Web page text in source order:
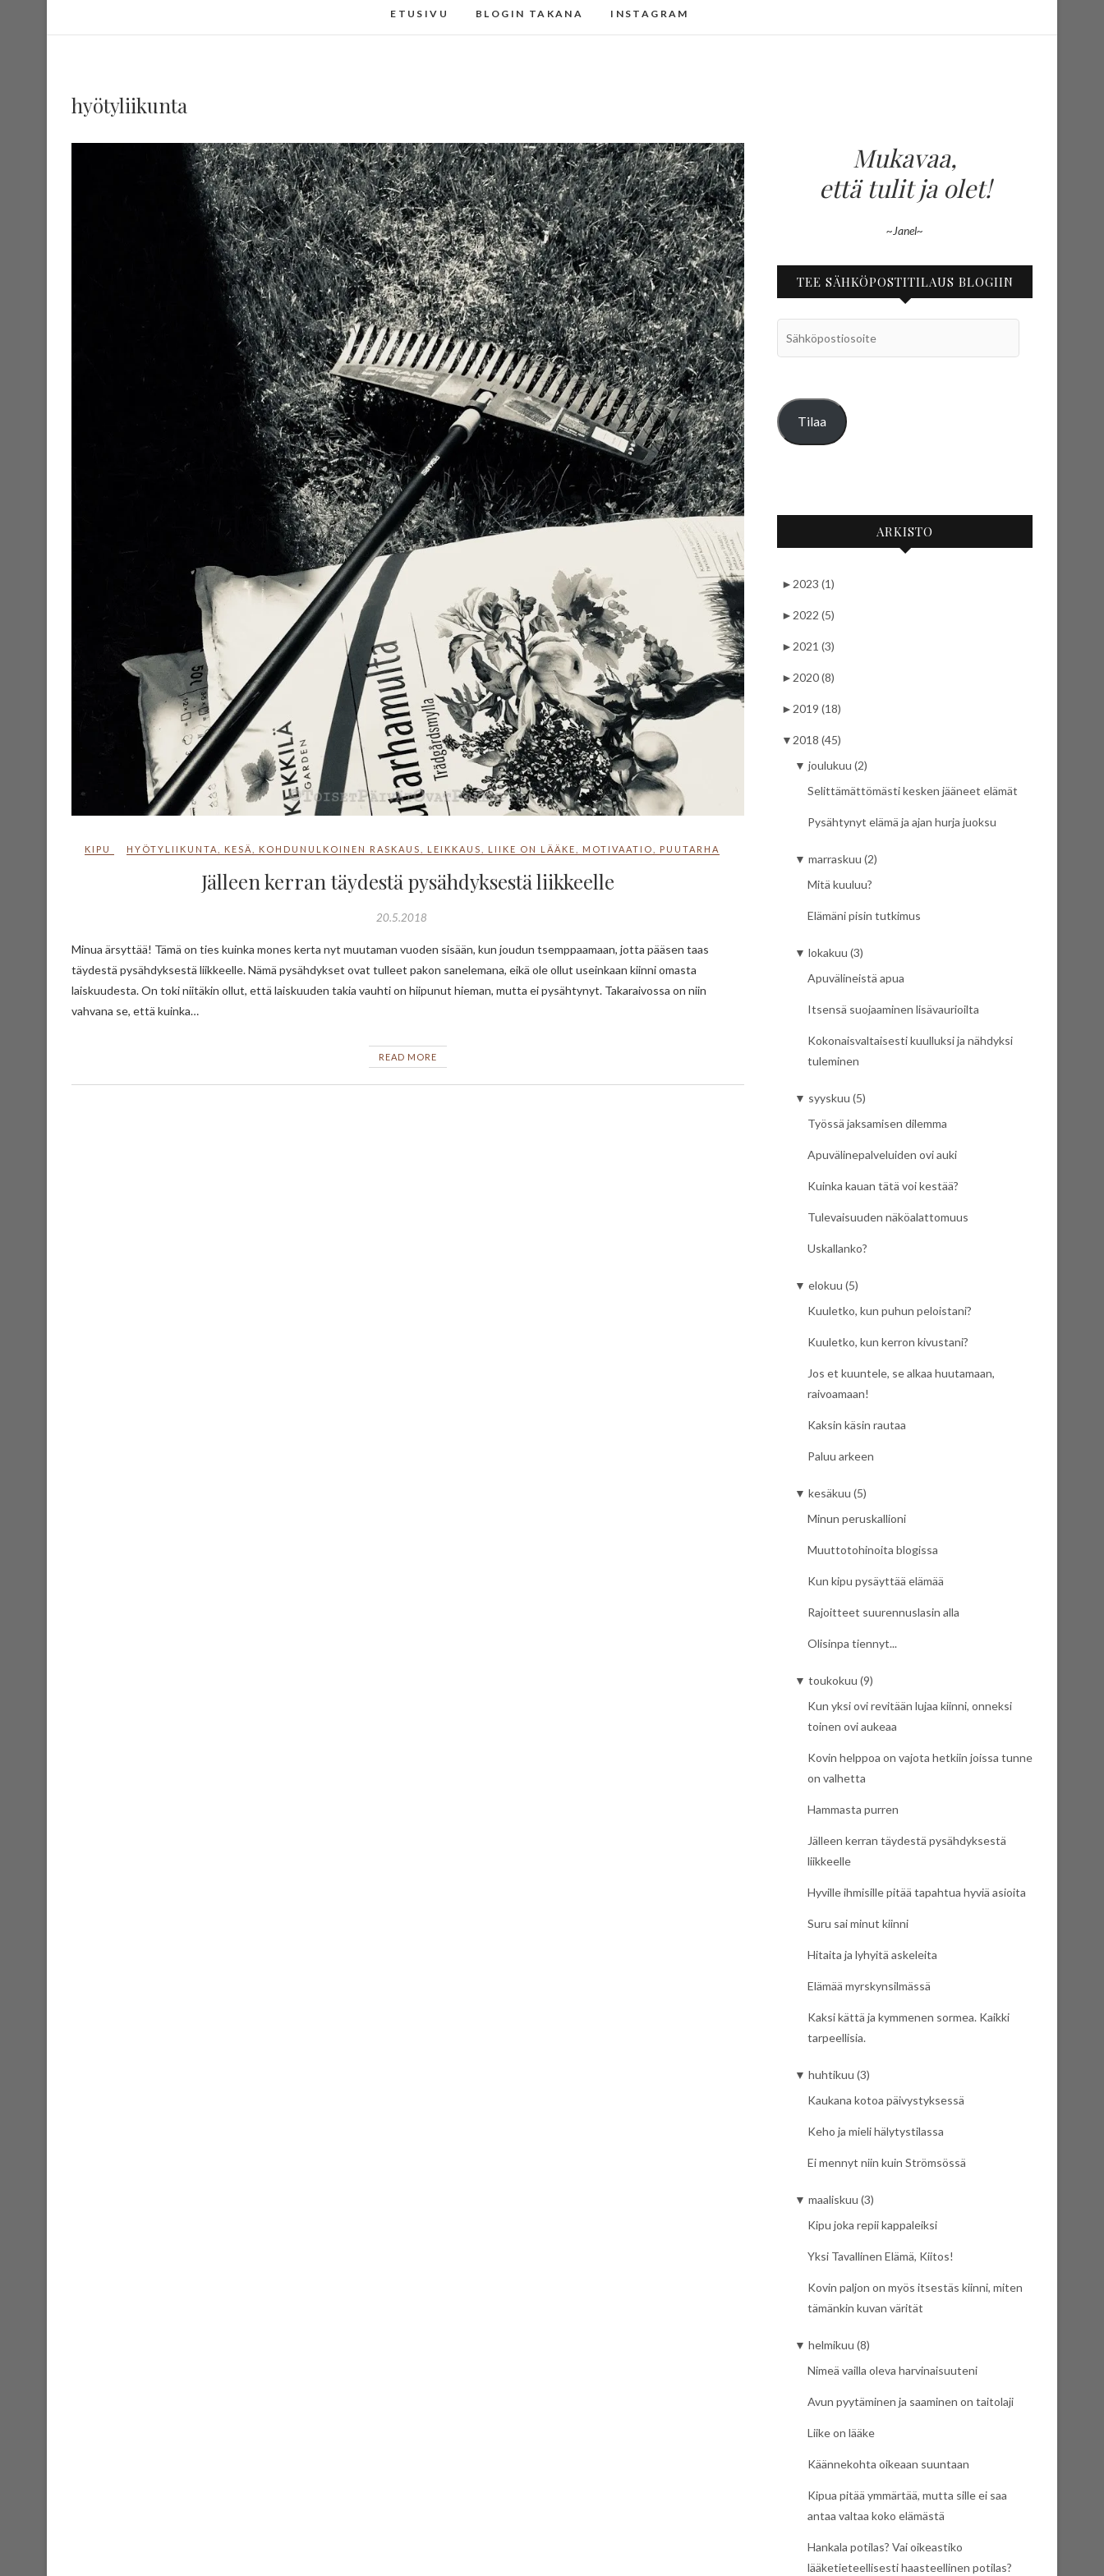
ETUSIVU BLOGIN TAKANA INSTAGRAM
hyötyliikunta
KIPU HYÖTYLIIKUNTA KESÄ KOHDUNULKOINEN RASKAUS LEIKKAUS LIIKE ON LÄÄKE MOTIVAATIO PUUTARHA
Jälleen kerran täydestä pysähdyksestä liikkeelle
20.5.2018
Minua ärsyttää! Tämä on ties kuinka mones kerta nyt muutaman vuoden sisään, kun joudun tsemppaamaan, jotta pääsen taas
täydestä pysähdyksestä liikkeelle. Nämä pysähdykset ovat tulleet pakon sanelemana, eikä ole ollut useinkaan kiinni omasta
laiskuudesta. On toki niitäkin ollut, että laiskuuden takia vauhti on hiipunut hieman, mutta ei pysähtynyt. Takaraivossa on niin
vahvana se, että kuinka…
READ MORE
Mukavaa,
että tulit ja olet!
~Janel~
TEE SÄHKÖPOSTITILAUS BLOGIIN
Tilaa
ARKISTO
► 2023 (1)
► 2022 (5)
► 2021 (3)
► 2020 (8)
► 2019 (18)
▼ 2018 (45)
▼ joulukuu (2)
Selittämättömästi kesken jääneet elämät
Pysähtynyt elämä ja ajan hurja juoksu
▼ marraskuu (2)
Mitä kuuluu?
Elämäni pisin tutkimus
▼ lokakuu (3)
Apuvälineistä apua
Itsensä suojaaminen lisävaurioilta
Kokonaisvaltaisesti kuulluksi ja nähdyksi
tuleminen
▼ syyskuu (5)
Työssä jaksamisen dilemma
Apuvälinepalveluiden ovi auki
Kuinka kauan tätä voi kestää?
Tulevaisuuden näköalattomuus
Uskallanko?
▼ elokuu (5)
Kuuletko, kun puhun peloistani?
Kuuletko, kun kerron kivustani?
Jos et kuuntele, se alkaa huutamaan,
raivoamaan!
Kaksin käsin rautaa
Paluu arkeen
▼ kesäkuu (5)
Minun peruskallioni
Muuttotohinoita blogissa
Kun kipu pysäyttää elämää
Rajoitteet suurennuslasin alla
Olisinpa tiennyt...
▼ toukokuu (9)
Kun yksi ovi revitään lujaa kiinni, onneksi
toinen ovi aukeaa
Kovin helppoa on vajota hetkiin joissa tunne
on valhetta
Hammasta purren
Jälleen kerran täydestä pysähdyksestä
liikkeelle
Hyville ihmisille pitää tapahtua hyviä asioita
Suru sai minut kiinni
Hitaita ja lyhyitä askeleita
Elämää myrskynsilmässä
Kaksi kättä ja kymmenen sormea. Kaikki
tarpeellisia.
▼ huhtikuu (3)
Kaukana kotoa päivystyksessä
Keho ja mieli hälytystilassa
Ei mennyt niin kuin Strömsössä
▼ maaliskuu (3)
Kipu joka repii kappaleiksi
Yksi Tavallinen Elämä, Kiitos!
Kovin paljon on myös itsestäs kiinni, miten
tämänkin kuvan värität
▼ helmikuu (8)
Nimeä vailla oleva harvinaisuuteni
Avun pyytäminen ja saaminen on taitolaji
Liike on lääke
Käännekohta oikeaan suuntaan
Kipua pitää ymmärtää, mutta sille ei saa
antaa valtaa koko elämästä
Hankala potilas? Vai oikeastiko
lääketieteellisesti haasteellinen potilas?